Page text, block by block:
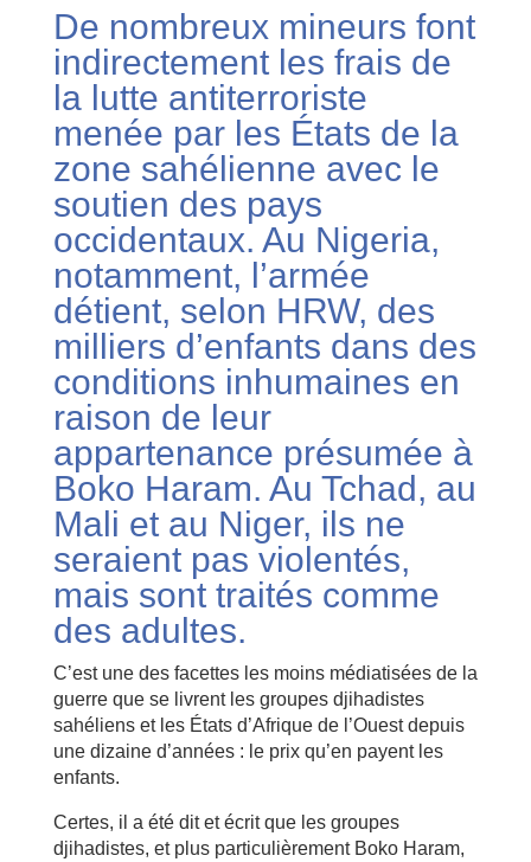
De nombreux mineurs font
indirectement les frais de
la lutte antiterroriste
menée par les États de la
zone sahélienne avec le
soutien des pays
occidentaux. Au Nigeria,
notamment, l’armée
détient, selon HRW, des
milliers d’enfants dans des
conditions inhumaines en
raison de leur
appartenance présumée à
Boko Haram. Au Tchad, au
Mali et au Niger, ils ne
seraient pas violentés,
mais sont traités comme
des adultes.
C’est une des facettes les moins médiatisées de la
guerre que se livrent les groupes djihadistes
sahéliens et les États d’Afrique de l’Ouest depuis
une dizaine d’années : le prix qu’en payent les
enfants.
Certes, il a été dit et écrit que les groupes
djihadistes, et plus particulièrement Boko Haram,